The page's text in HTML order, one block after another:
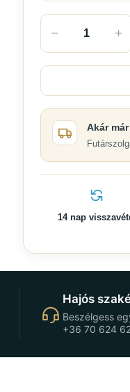
− +
Akár
14 nap
Hajós
Beszélgess
+36 70 624